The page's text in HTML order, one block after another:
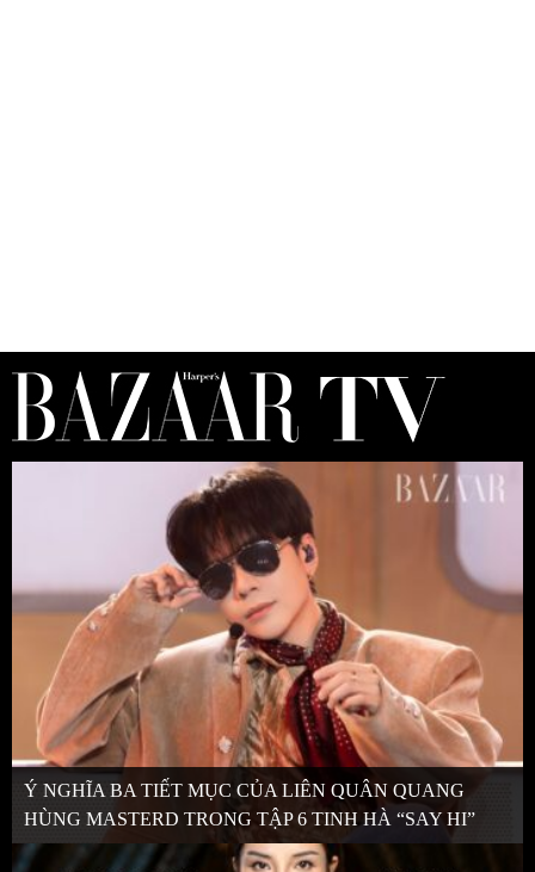
Ý NGHĨA BA TIẾT MỤC CỦA LIÊN QUÂN QUANG
HÙNG MASTERD TRONG TẬP 6 TINH HÀ “SAY HI”